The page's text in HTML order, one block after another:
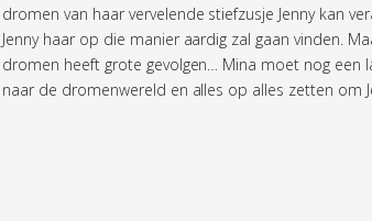
dromen van haar vervelende stiefzusje Jenny kan
Jenny haar op die manier aardig zal gaan vinden.
dromen heeft grote gevolgen… Mina moet nog een
naar de dromenwereld en alles op alles zetten om